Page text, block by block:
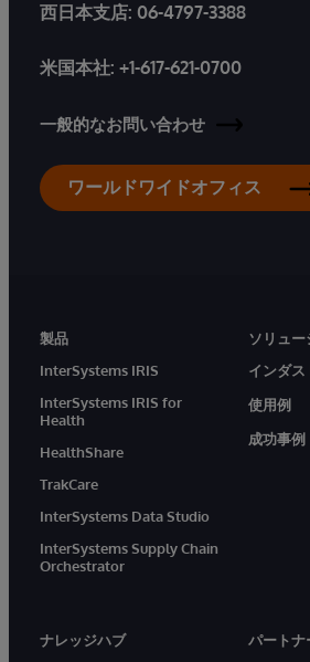
西日本支店: 06-4797-3388
米国本社: +1-617-621-0700
一般的なお問い合わせ
ワールドワイドオフィス
製品
InterSystems IRIS
InterSystems IRIS for
Health
HealthShare
TrakCare
InterSystems Data Studio
InterSystems Supply Chain
Orchestrator
ソリュー
インダス
使用例
成功事例
ナレッジハブ
パートナ